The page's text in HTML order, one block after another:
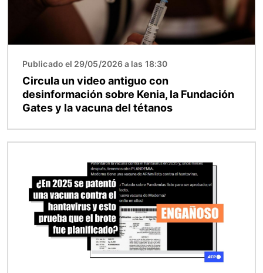
Publicado el 29/05/2026 a las 18:30
Circula un video antiguo con
desinformación sobre Kenia, la Fundación
Gates y la vacuna del tétanos